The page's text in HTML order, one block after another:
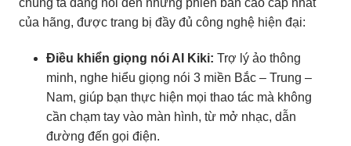
chúng ta đang nói đến những phiên bản cao cấp nhất
của hãng, được trang bị đầy đủ công nghệ hiện đại:
Điều khiển giọng nói AI Kiki: Trợ lý ảo thông
minh, nghe hiểu giọng nói 3 miền Bắc – Trung –
Nam, giúp bạn thực hiện mọi thao tác mà không
cần chạm tay vào màn hình, từ mở nhạc, dẫn
đường đến gọi điện.